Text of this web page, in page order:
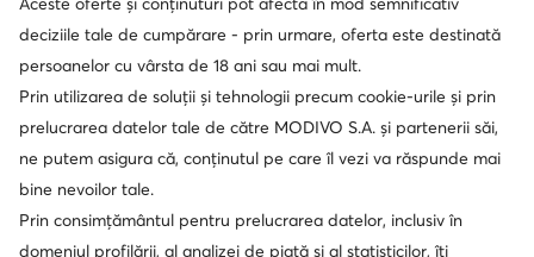
deciziile tale de cumpărare - prin urmare, oferta este destinată
persoanelor cu vârsta de 18 ani sau mai mult.
Prin utilizarea de soluții și tehnologii precum cookie-urile și prin
prelucrarea datelor tale de către MODIVO S.A. și partenerii săi,
ne putem asigura că, conținutul pe care îl vezi va răspunde mai
bine nevoilor tale.
Prin consimțământul pentru prelucrarea datelor, inclusiv în
domeniul profilării, al analizei de piață și al statisticilor, îți